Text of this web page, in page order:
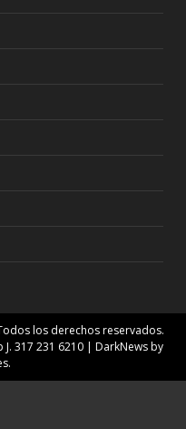
los derechos reservados.
317 231 6210 | DarkNewsby